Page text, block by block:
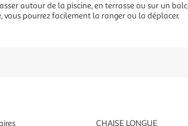
autour de la piscine, en terrasse ou sur un
vous pourrez facilement la ranger ou la déplacer.
CHAISE LONGUE